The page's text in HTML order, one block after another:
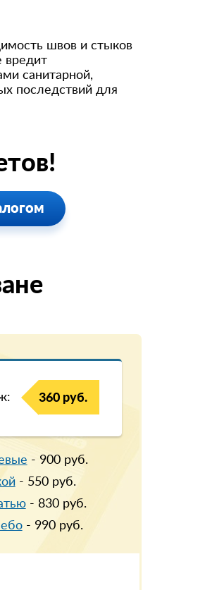
швов и стыков
вредит
санитарной,
последствий для
360 руб.
- 900руб.
- 550руб.
- 830руб.
- 990руб.